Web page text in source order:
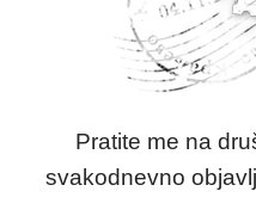
Pratite me na
svakodnevno